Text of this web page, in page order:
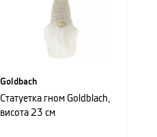
Goldbach
Статуетка гном Goldblach,
висота 23 см